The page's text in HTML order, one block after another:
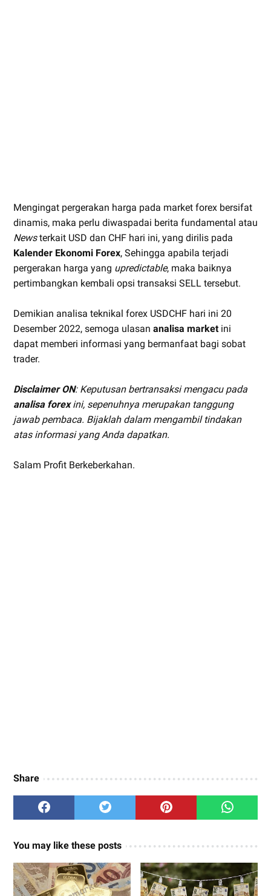
Mengingat pergerakan harga pada market forex bersifat
dinamis, maka perlu diwaspadai berita fundamental atau
Newsterkait USD dan CHF hari ini, yang dirilis pada
Kalender Ekonomi Forex, Sehingga apabila terjadi
pergerakan harga yang upredictable, maka baiknya
pertimbangkan kembali opsi transaksi SELL tersebut.
Demikian analisa teknikal forex USDCHF hari ini 20
Desember 2022, semoga ulasan analisa market ini
dapat memberi informasi yang bermanfaat bagi sobat
trader.
Disclaimer ON: Keputusan bertransaksi mengacu pada
analisa forexini, sepenuhnya merupakan tanggung
jawab pembaca. Bijaklah dalam mengambil tindakan
atas informasi yang Anda dapatkan.
Salam Profit Berkeberkahan.
Share
You may like these posts